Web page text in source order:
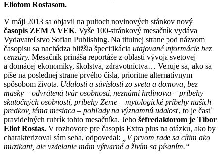
Eliotom Rostasom.
V máji 2013 sa objavil na pultoch novinových stánkov nový
časopis ZEM A VEK. Vyše 100-stránkový mesačník vydáva
Vydavateľstvo Sofian Publishing. Na titulnej strane pod názvom
časopisu sa nachádza bližšia špecifikácia utajované informácie bez
cenzúry. Mesačník prináša reportáže z oblasti vývoja svetovej
a domácej ekonomiky, školstva, zdravotníctva… Venuje sa, ako sa
píše na poslednej strane prvého čísla, prioritne alternatívnym
spôsobom života. Udalosti a súvislosti zo sveta a domova, bez
masky – odvrátená tvár osobností, neznámi hrdinovia – príbehy
skutočných osobností, príbehy Zeme – mytologické príbehy našich
predkov, téma mesiaca – pohľady na významnú udalosť, to je časť
pravidelných rubrík tohto mesačníka. Jeho šéfredaktorom je Tibor
Eliot Rostas. V rozhovore pre časopis Extra plus na otázku, ako by
charakterizoval sám seba, odpovedal:
„V prvom rade sa cítim ako
muzikant, ale vzdelanie mám výtvarné a živím sa písaním.“